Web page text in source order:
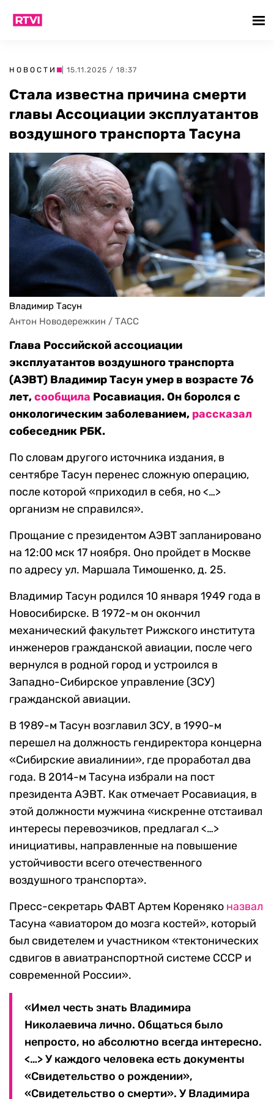
НОВОСТИ | 15.11.2025 / 18:37
Стала известна причина смерти
главы Ассоциации эксплуатантов
воздушного транспорта Тасуна
Владимир Тасун
Антон Новодережкин / ТАСС
Глава Российской ассоциации
эксплуатантов воздушного транспорта
(АЭВТ) Владимир Тасун умер в возрасте 76
лет,сообщила Росавиация. Он боролся с
онкологическим заболеванием, рассказал
собеседник РБК.
По словам другого источника издания, в
сентябре Тасун перенес сложную операцию,
после которой «приходил в себя, но <…>
организм не справился».
Прощание с президентом АЭВТ запланировано
на 12:00 мск 17 ноября. Оно пройдет в Москве
по адресу ул. Маршала Тимошенко, д. 25.
Владимир Тасун родился 10 января 1949 года в
Новосибирске. В 1972-м он окончил
механический факультет Рижского института
инженеров гражданской авиации, после чего
вернулся в родной город и устроился в
Западно-Сибирское управление (ЗСУ)
гражданской авиации.
В 1989-м Тасун возглавил ЗСУ, в 1990-м
перешел на должность гендиректора концерна
«Сибирские авиалинии», где проработал два
года. В 2014-м Тасуна избрали на пост
президента АЭВТ. Как отмечает Росавиация, в
этой должности мужчина «искренне отстаивал
интересы перевозчиков, предлагал <…>
инициативы, направленные на повышение
устойчивости всего отечественного
воздушного транспорта».
Пресс-секретарь ФАВТ Артем Кореняко назвал
Тасуна «авиатором до мозга костей», который
был свидетелем и участником «тектонических
сдвигов в авиатранспортной системе СССР и
современной России».
«Имел честь знать Владимира
Николаевича лично. Общаться было
непросто, но абсолютно всегда интересно.
<…> У каждого человека есть документы
«Свидетельство о рождении»,
«Свидетельство о смерти». У Владимира